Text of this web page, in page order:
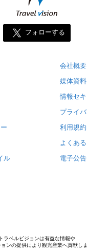
フォローする
ル
会社概要
媒体資料
情報セ
プライ
利用規約
よくあ
電子公告
トラベルビジョンは有益な情報や
ンの提供により観光産業へ貢献しま